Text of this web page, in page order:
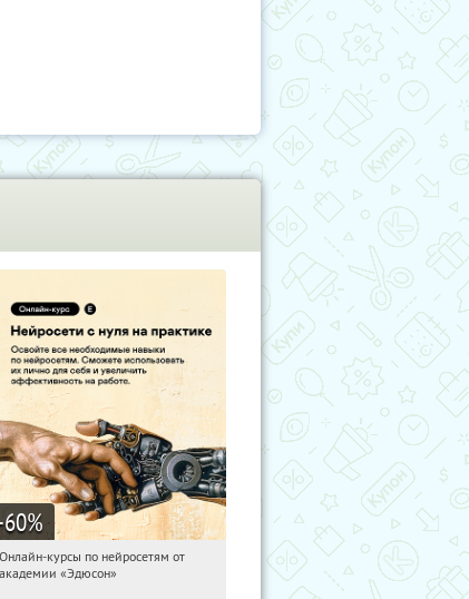
%
12:57:40 Получили:
Онлайн-курсы по нейросетям от
академии «Эдюсон»